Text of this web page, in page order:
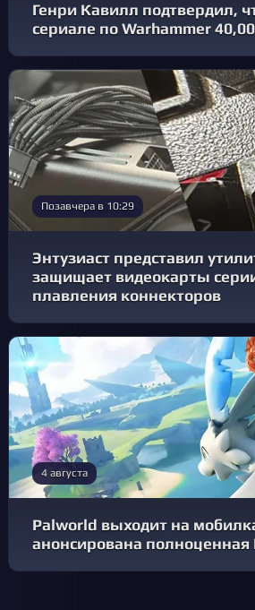
Генри Кавилл подтвердил,
сериале по Warhammer
Позавчера в 10:29
Энтузиаст представил
защищает видеокарты
плавления коннекторов
4 августа
Palworld выходит на
анонсирована полноценная